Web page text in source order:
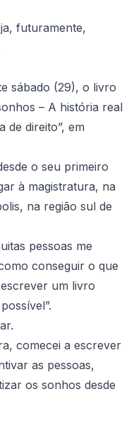
futuramente,
sábado (29), o livro
– A história real
de direito”, em
o seu primeiro
à magistratura, na
na região sul de
pessoas me
conseguir o que
um livro
comecei a escrever
as pessoas,
os sonhos desde